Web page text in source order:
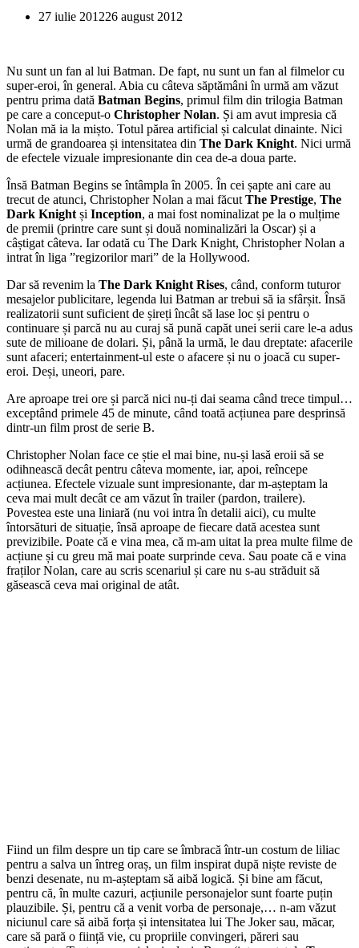
27 iulie 201226 august 2012
Nu sunt un fan al lui Batman. De fapt, nu sunt un fan al filmelor cu
super-eroi, în general. Abia cu câteva săptămâni în urmă am văzut
pentru prima dată Batman Begins, primul film din trilogia Batman
pe care a conceput-o Christopher Nolan. Și am avut impresia că
Nolan mă ia la mișto. Totul părea artificial și calculat dinainte. Nici
urmă de grandoarea și intensitatea din The Dark Knight. Nici urmă
de efectele vizuale impresionante din cea de-a doua parte.
Însă Batman Begins se întâmpla în 2005. În cei șapte ani care au
trecut de atunci, Christopher Nolan a mai făcut The Prestige, The
Dark Knight și Inception, a mai fost nominalizat pe la o mulțime
de premii (printre care sunt și două nominalizări la Oscar) și a
câștigat câteva. Iar odată cu The Dark Knight, Christopher Nolan a
intrat în liga ”regizorilor mari” de la Hollywood.
Dar să revenim la The Dark Knight Rises, când, conform tuturor
mesajelor publicitare, legenda lui Batman ar trebui să ia sfârșit. Însă
realizatorii sunt suficient de șireți încât să lase loc și pentru o
continuare și parcă nu au curaj să pună capăt unei serii care le-a adus
sute de milioane de dolari. Și, până la urmă, le dau dreptate: afacerile
sunt afaceri; entertainment-ul este o afacere și nu o joacă cu super-
eroi. Deși, uneori, pare.
Are aproape trei ore și parcă nici nu-ți dai seama când trece timpul…
exceptând primele 45 de minute, când toată acțiunea pare desprinsă
dintr-un film prost de serie B.
Christopher Nolan face ce știe el mai bine, nu-și lasă eroii să se
odihnească decât pentru câteva momente, iar, apoi, reîncepe
acțiunea. Efectele vizuale sunt impresionante, dar m-așteptam la
ceva mai mult decât ce am văzut în trailer (pardon, trailere).
Povestea este una liniară (nu voi intra în detalii aici), cu multe
întorsături de situație, însă aproape de fiecare dată acestea sunt
previzibile. Poate că e vina mea, că m-am uitat la prea multe filme de
acțiune și cu greu mă mai poate surprinde ceva. Sau poate că e vina
fraților Nolan, care au scris scenariul și care nu s-au străduit să
găsească ceva mai original de atât.
Fiind un film despre un tip care se îmbracă într-un costum de liliac
pentru a salva un întreg oraș, un film inspirat după niște reviste de
benzi desenate, nu m-așteptam să aibă logică. Și bine am făcut,
pentru că, în multe cazuri, acțiunile personajelor sunt foarte puțin
plauzibile. Și, pentru că a venit vorba de personaje,… n-am văzut
niciunul care să aibă forța și intensitatea lui The Joker sau, măcar,
care să pară o ființă vie, cu propriile convingeri, păreri sau